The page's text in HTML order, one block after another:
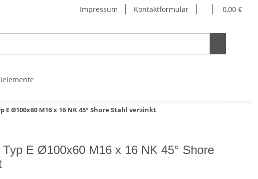
Impressum Kontaktformular 0,00 €
E Ø100x60 M16 x 16 NK 45° Shore Stahl verzinkt
E Ø100x60 M16 x 16 NK 45° Shore